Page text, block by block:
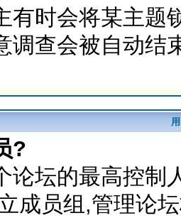
有时会将某主题
调查会被自动结
?
论坛的最高控制
成员组,管理论